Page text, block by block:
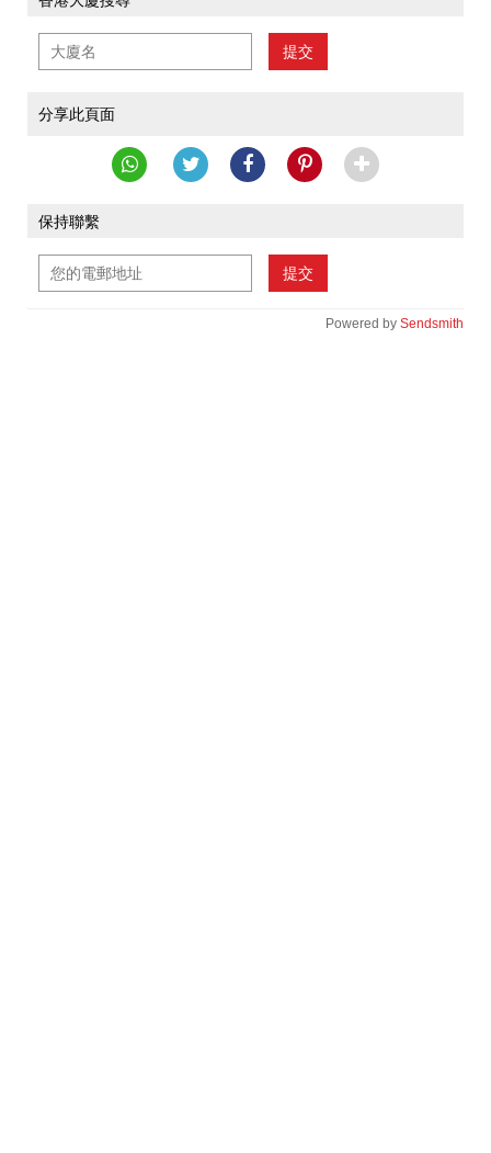
提交
分享此頁面
保持聯繫
提交
Powered by Sendsmith